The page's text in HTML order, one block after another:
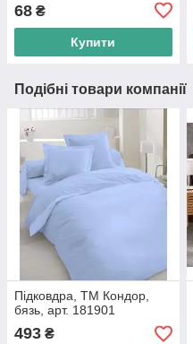
68 ₴
Купити
Подібні товари компанії
Підковдра, ТМ Кондор,
бязь, арт. 181901
493 ₴